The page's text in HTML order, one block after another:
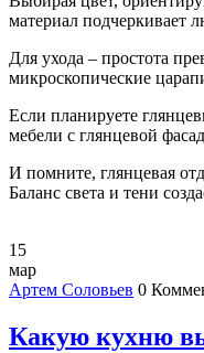
материал подчеркивает
Для ухода – простота
микроскопические
Если планируете
мебели с глянцевой
И помните, глянцевая
Баланс света и тени
15
мар
Артем Соловьев 0
Какую кухню